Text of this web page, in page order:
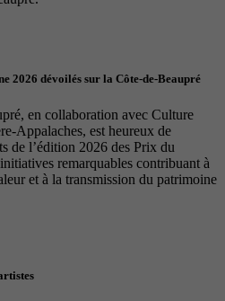
2026 dévoilés sur la Côte-de-Beaupré
en collaboration avec Culture
Appalaches, est heureux de
de l’édition 2026 des Prix du
remarquables contribuant à
et à la transmission du patrimoine